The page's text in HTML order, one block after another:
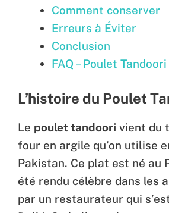
Comment conserver
Erreurs à Éviter
Conclusion
FAQ – Poulet Tandoori
L’histoire du Poulet
Le poulet tandoori vient du
four en argile qu’on utilise
Pakistan. Ce plat est né au
été rendu célèbre dans les
par un restaurateur qui